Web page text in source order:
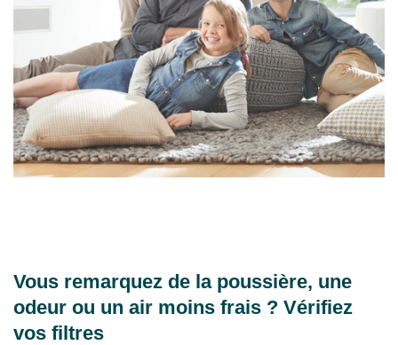
Vous remarquez de la poussière, une
odeur ou un air moins frais ? Vérifiez
vos filtres